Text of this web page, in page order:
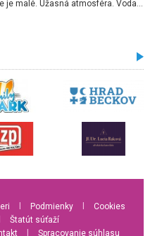
Podmienky
Cookies
Štatút súťaží
Spracovanie súhlasu